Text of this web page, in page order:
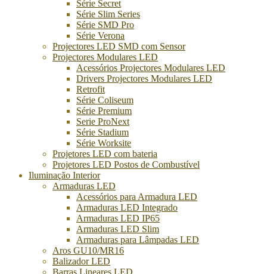
Série Secret
Série Slim Series
Série SMD Pro
Série Verona
Projectores LED SMD com Sensor
Projectores Modulares LED
Acessórios Projectores Modulares LED
Drivers Projectores Modulares LED
Retrofit
Série Coliseum
Série Premium
Serie ProNext
Série Stadium
Série Worksite
Projetores LED com bateria
Projetores LED Postos de Combustível
Iluminação Interior
Armaduras LED
Acessórios para Armadura LED
Armaduras LED Integrado
Armaduras LED IP65
Armaduras LED Slim
Armaduras para Lâmpadas LED
Aros GU10/MR16
Balizador LED
Barras Lineares LED